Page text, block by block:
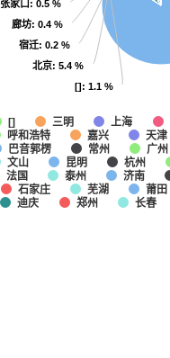
[]: 1.1 %
[]: 1.1 %
北京: 5.4 %
北京: 5.4 %
宿迁: 0.2 %
宿迁: 0.2 %
廊坊: 0.4 %
廊坊: 0.4 %
张家口: 0.5 %
张家口: 0.5 %
[] 三明 上海
呼和浩特 嘉兴 天津
巴音郭楞 常州 广州
文山 昆明 杭州
法国 泰州 济南
石家庄 芜湖 莆田
迪庆 郑州 长春